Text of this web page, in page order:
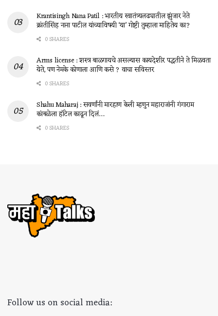
Krantisingh Nana Patil : भारतीय स्वातंत्र्यलढ्यातील झुंजार नेते
क्रांतीसिंह नाना पाटील यांच्याविषयी ‘या’ गोष्टी तुम्हाला माहितेय का?
0 SHARES
Arms license : शस्त्र बाळगायचे असल्यास कायदेशीर पद्धतीने ते मिळवता
येते, पण नेमके कोणाला आणि कसे ? वाचा सविस्तर
0 SHARES
Shahu Maharaj : सवर्णांनी मारहाण केली म्हणुन महाराजांनी गंगाराम
कांबळेला हॉटेल काढून दिलं…
0 SHARES
Follow us on social media: